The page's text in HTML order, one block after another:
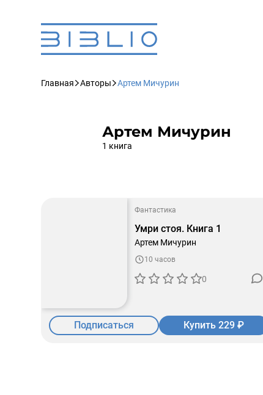
Главная Авторы Артем Мичурин
Артем Мичурин
1 книга
Фантастика
Умри стоя. Книга 1
Артем Мичурин
10 часов
0
Подписаться Купить 229 ₽